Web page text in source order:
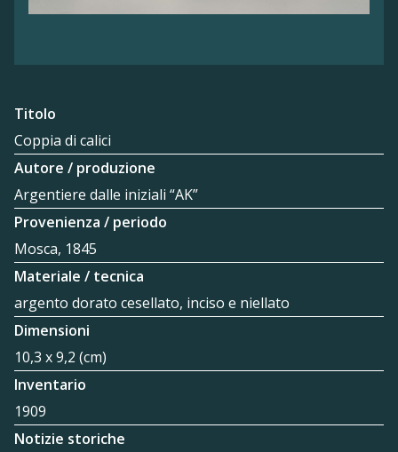
Titolo
Coppia di calici
Autore / produzione
Argentiere dalle iniziali “AK”
Provenienza / periodo
Mosca, 1845
Materiale / tecnica
argento dorato cesellato, inciso e niellato
Dimensioni
10,3 x 9,2 (cm)
Inventario
1909
Notizie storiche